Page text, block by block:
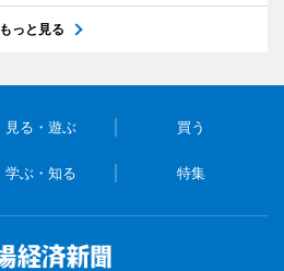
もっと見る
見る・遊ぶ 買う
学ぶ・知る 特集